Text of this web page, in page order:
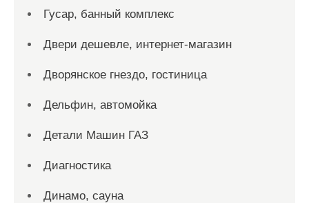
Гусар, банный комплекс
Двери дешевле, интернет-магазин
Дворянское гнездо, гостиница
Дельфин, автомойка
Детали Машин ГАЗ
Диагностика
Динамо, сауна